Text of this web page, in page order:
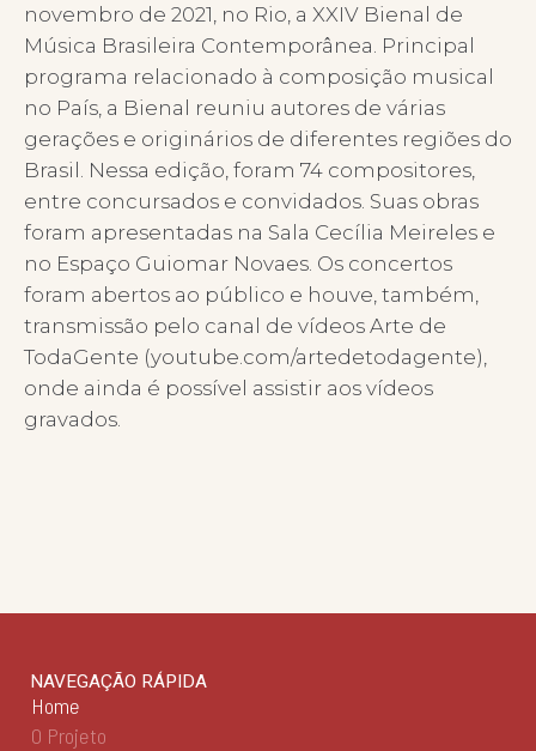
novembro de 2021, no Rio, a XXIV Bienal de
Música Brasileira Contemporânea. Principal
programa relacionado à composição musical
no País, a Bienal reuniu autores de várias
gerações e originários de diferentes regiões do
Brasil. Nessa edição, foram 74 compositores,
entre concursados e convidados. Suas obras
foram apresentadas na Sala Cecília Meireles e
no Espaço Guiomar Novaes. Os concertos
foram abertos ao público e houve, também,
transmissão pelo canal de vídeos Arte de
TodaGente (youtube.com/artedetodagente),
onde ainda é possível assistir aos vídeos
gravados.
NAVEGAÇÃO RÁPIDA
Home
O Projeto